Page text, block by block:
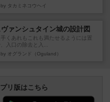
by タカミネコウヘイ
ヴァンシュタイン城の設計図
くあれもこれも満たせるようには置
入口の除去と入...
by オグランド（Oguland）
リ版はこちら